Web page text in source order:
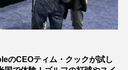
のCEOティム・クックが試し